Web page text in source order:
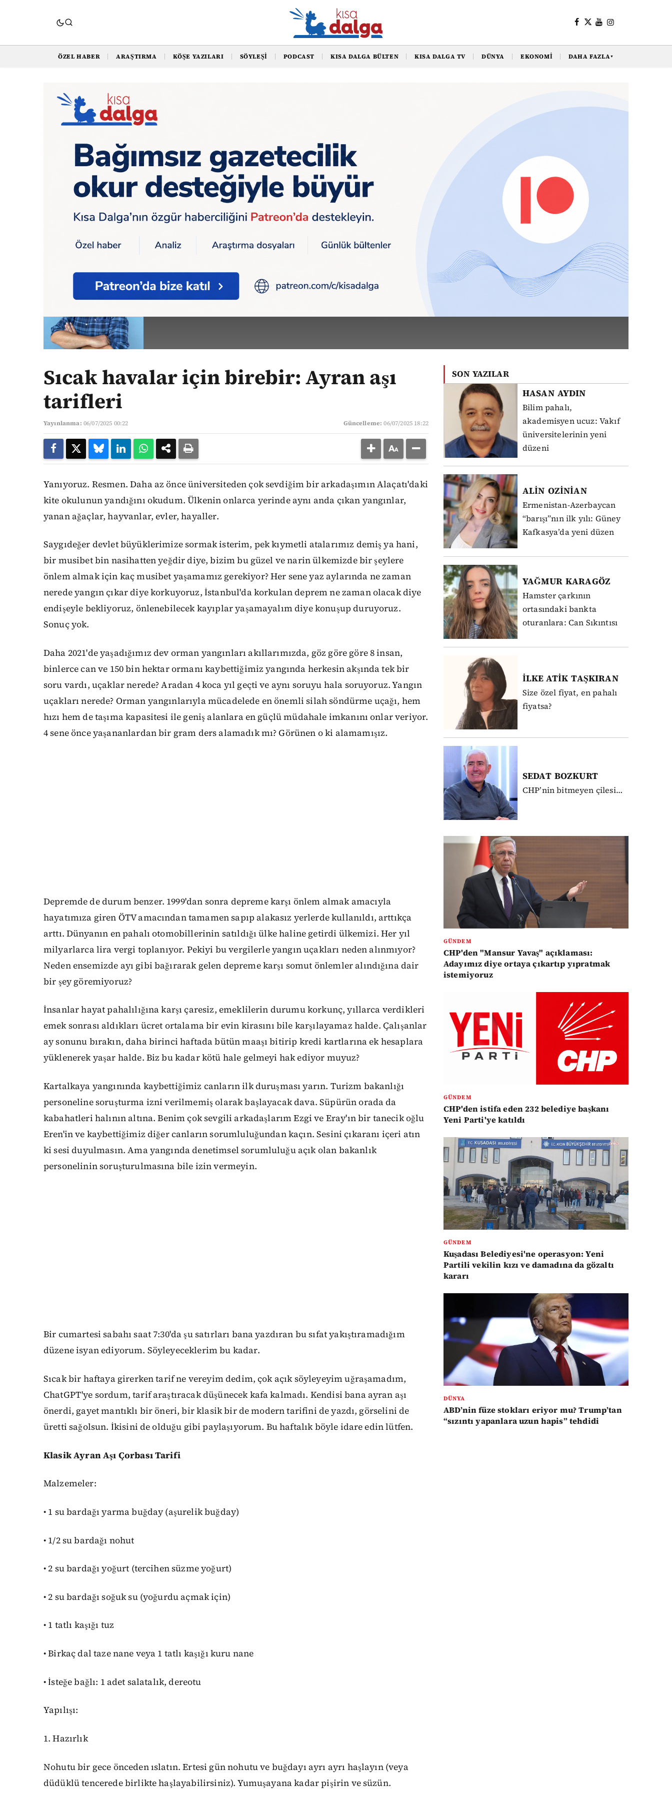
ÖZEL HABER ARAŞTIRMA KÖŞE YAZILARI SÖYLEŞI PODCAST KISA DALGA BÜLTEN KISA DALGA TV DÜNYA EKONOMI DAHA FAZLA▼
EVREN AYBARS
Sıcak havalar için birebir: Ayran aşı
tarifleri
Yayınlanma: 06/07/2025 00:22 Güncelleme: 06/07/2025 18:22
Yanıyoruz. Resmen. Daha az önce üniversiteden çok sevdiğim bir arkadaşımın Alaçatı'daki
kite okulunun yandığını okudum. Ülkenin onlarca yerinde aynı anda çıkan yangınlar,
yanan ağaçlar, hayvanlar, evler, hayaller.
Saygıdeğer devlet büyüklerimize sormak isterim, pek kıymetli atalarımız demiş ya hani,
bir musibet bin nasihatten yeğdir diye, bizim bu güzel ve narin ülkemizde bir şeylere
önlem almak için kaç musibet yaşamamız gerekiyor? Her sene yaz aylarında ne zaman
nerede yangın çıkar diye korkuyoruz, İstanbul'da korkulan deprem ne zaman olacak diye
endişeyle bekliyoruz, önlenebilecek kayıplar yaşamayalım diye konuşup duruyoruz.
Sonuç yok.
Daha 2021'de yaşadığımız dev orman yangınları akıllarımızda, göz göre göre 8 insan,
binlerce can ve 150 bin hektar ormanı kaybettiğimiz yangında herkesin akşında tek bir
soru vardı, uçaklar nerede? Aradan 4 koca yıl geçti ve aynı soruyu hala soruyoruz. Yangın
uçakları nerede? Orman yangınlarıyla mücadelede en önemli silah söndürme uçağı, hem
hızı hem de taşıma kapasitesi ile geniş alanlara en güçlü müdahale imkanını onlar veriyor.
4 sene önce yaşananlardan bir gram ders alamadık mı? Görünen o ki alamamışız.
Depremde de durum benzer. 1999'dan sonra depreme karşı önlem almak amacıyla
hayatımıza giren ÖTV amacından tamamen sapıp alakasız yerlerde kullanıldı, arttıkça
arttı. Dünyanın en pahalı otomobillerinin satıldığı ülke haline getirdi ülkemizi. Her yıl
milyarlarca lira vergi toplanıyor. Pekiyi bu vergilerle yangın uçakları neden alınmıyor?
Neden ensemizde ayı gibi bağırarak gelen depreme karşı somut önlemler alındığına dair
bir şey göremiyoruz?
İnsanlar hayat pahalılığına karşı çaresiz, emeklilerin durumu korkunç, yıllarca verdikleri
emek sonrası aldıkları ücret ortalama bir evin kirasını bile karşılayamaz halde. Çalışanlar
ay sonunu bırakın, daha birinci haftada bütün maaşı bitirip kredi kartlarına ek hesaplara
yüklenerek yaşar halde. Biz bu kadar kötü hale gelmeyi hak ediyor muyuz?
Kartalkaya yangınında kaybettiğimiz canların ilk duruşması yarın. Turizm bakanlığı
personeline soruşturma izni verilmemiş olarak başlayacak dava. Süpürün orada da
kabahatleri halının altına. Benim çok sevgili arkadaşlarım Ezgi ve Eray'ın bir tanecik oğlu
Eren'in ve kaybettiğimiz diğer canların sorumluluğundan kaçın. Sesini çıkaranı içeri atın
ki sesi duyulmasın. Ama yangında denetimsel sorumluluğu açık olan bakanlık
personelinin soruşturulmasına bile izin vermeyin.
Bir cumartesi sabahı saat 7:30'da şu satırları bana yazdıran bu sıfat yakıştıramadığım
düzene isyan ediyorum. Söyleyeceklerim bu kadar.
Sıcak bir haftaya girerken tarif ne vereyim dedim, çok açık söyleyeyim uğraşamadım,
ChatGPT'ye sordum, tarif araştıracak düşünecek kafa kalmadı. Kendisi bana ayran aşı
önerdi, gayet mantıklı bir öneri, bir klasik bir de modern tarifini de yazdı, görselini de
üretti sağolsun. İkisini de olduğu gibi paylaşıyorum. Bu haftalık böyle idare edin lütfen.
Klasik Ayran Aşı Çorbası Tarifi
Malzemeler:
• 1 su bardağı yarma buğday (aşurelik buğday)
• 1/2 su bardağı nohut
• 2 su bardağı yoğurt (tercihen süzme yoğurt)
• 2 su bardağı soğuk su (yoğurdu açmak için)
• 1 tatlı kaşığı tuz
• Birkaç dal taze nane veya 1 tatlı kaşığı kuru nane
• İsteğe bağlı: 1 adet salatalık, dereotu
Yapılışı:
1. Hazırlık
Nohutu bir gece önceden ıslatın. Ertesi gün nohutu ve buğdayı ayrı ayrı haşlayın (veya
düdüklü tencerede birlikte haşlayabilirsiniz). Yumuşayana kadar pişirin ve süzün.
SON YAZILAR
HASAN AYDIN
Bilim pahalı,
akademisyen ucuz: Vakıf
üniversitelerinin yeni
düzeni
ALİN OZİNİAN
Ermenistan-Azerbaycan
“barışı”nın ilk yılı: Güney
Kafkasya’da yeni düzen
YAĞMUR KARAGÖZ
Hamster çarkının
ortasındaki bankta
oturanlara: Can Sıkıntısı
İLKE ATİK TAŞKIRAN
Size özel fiyat, en pahalı
fiyatsa?
SEDAT BOZKURT
CHP’nin bitmeyen çilesi…
GÜNDEM
CHP'den "Mansur Yavaş" açıklaması:
Adayımız diye ortaya çıkartıp yıpratmak
istemiyoruz
GÜNDEM
CHP'den istifa eden 232 belediye başkanı
Yeni Parti'ye katıldı
GÜNDEM
Kuşadası Belediyesi'ne operasyon: Yeni
Partili vekilin kızı ve damadına da gözaltı
kararı
DÜNYA
ABD’nin füze stokları eriyor mu? Trump’tan
“sızıntı yapanlara uzun hapis” tehdidi